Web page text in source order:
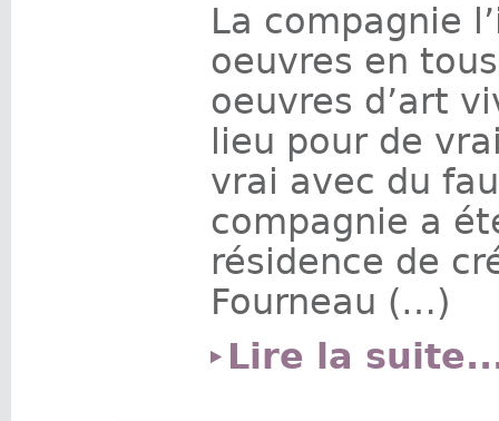
La compagnie
oeuvres en
oeuvres d’art
lieu pour de
vrai avec du
compagnie a
résidence de
Fourneau (…)
Lire la